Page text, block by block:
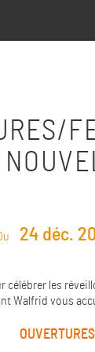
24 déc.
célébrer les
Walfrid vous